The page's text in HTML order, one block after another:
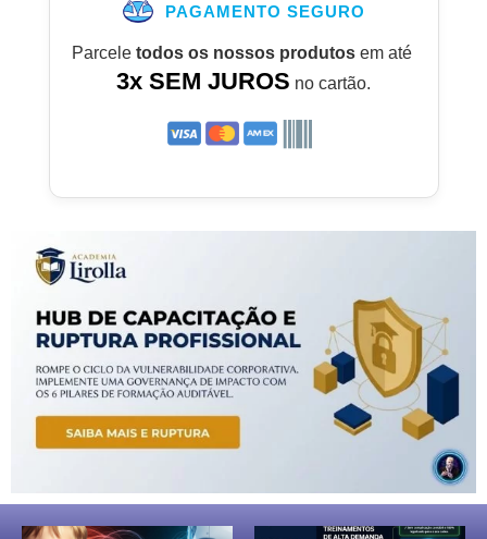
Compromisso
Ético
Em respeito àLGPD e ao Digital
ECA, este conteúdo é 100% aberto.
Não coletamos dados de menores
não exigimos cadastros. Segurança
PAGAMENTO SEGURO
Parcele todos os nossos produtosem até
3x SEM JUROS no cartão.